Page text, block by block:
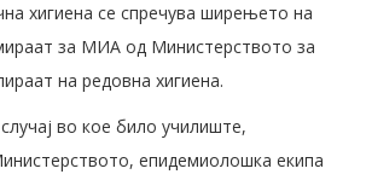
хигиена се спречува ширењето на
за МИА од Министерството за
на редовна хигиена.
во кое било училиште,
епидемиолошка екипа